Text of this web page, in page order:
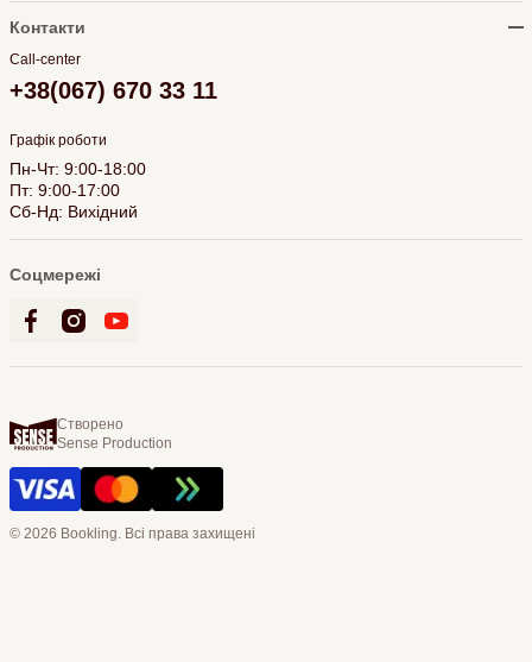
Контакти
Call-center
+38(067) 670 33 11
Графік роботи
Пн-Чт: 9:00-18:00
Пт: 9:00-17:00
Сб-Нд: Вихідний
Соцмережі
Створено
Sense Production
© 2026 Bookling. Всі права захищені